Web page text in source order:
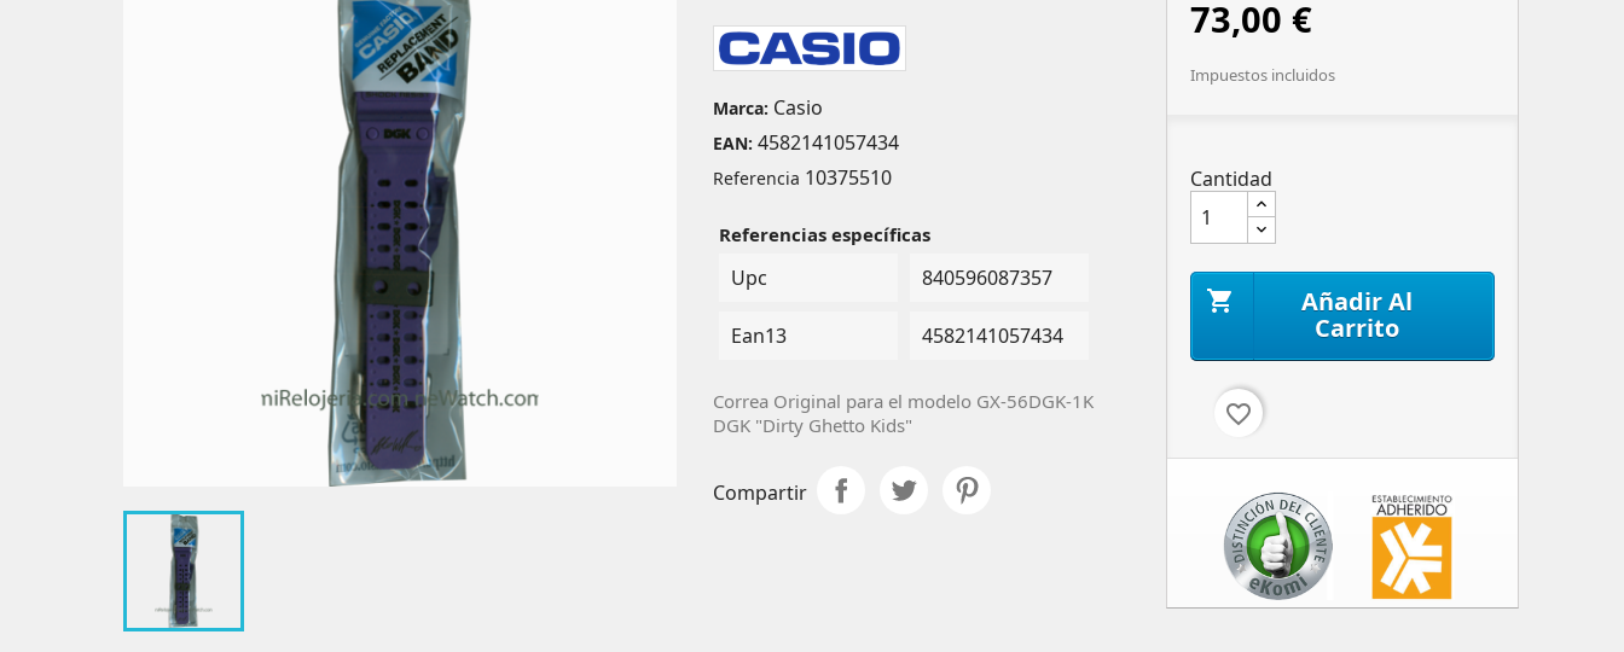
Marca: Casio
EAN: 4582141057434
Referencia 10375510
Referencias específicas
Upc 840596087357
Ean13 4582141057434
Correa Original para el modelo GX-56DGK-1K
DGK "Dirty Ghetto Kids"
Compartir
73,00 €
Impuestos incluidos
Cantidad

Añadir Al
Carrito
favorite_border